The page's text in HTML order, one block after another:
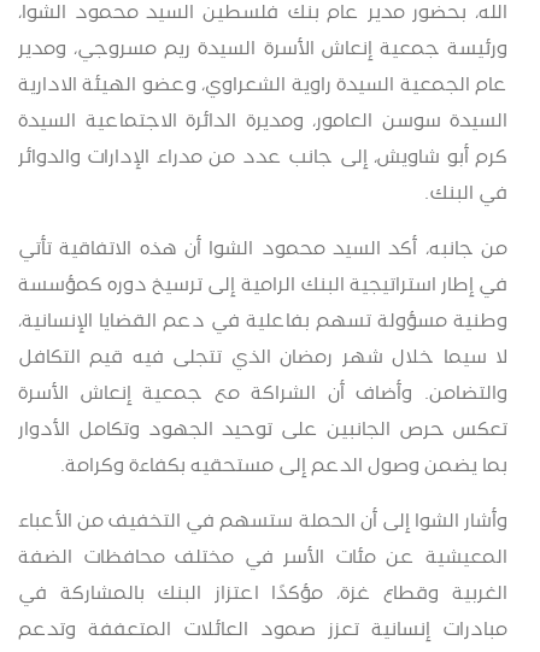
الله، بحضور مدير عام بنك فلسطين السيد محمود الشوا،
ورئيسة جمعية إنعاش الأسرة السيدة ريم مسروجي، ومدير
عام الجمعية السيدة راوية الشعراوي، وعضو الهيئة الادارية
السيدة سوسن العامور، ومديرة الدائرة الاجتماعية السيدة
كرم أبو شاويش، إلى جانب عدد من مدراء الإدارات والدوائر
في البنك.
من جانبه، أكد السيد محمود الشوا أن هذه الاتفاقية تأتي
في إطار استراتيجية البنك الرامية إلى ترسيخ دوره كمؤسسة
وطنية مسؤولة تسهم بفاعلية في دعم القضايا الإنسانية،
لا سيما خلال شهر رمضان الذي تتجلى فيه قيم التكافل
والتضامن. وأضاف أن الشراكة مع جمعية إنعاش الأسرة
تعكس حرص الجانبين على توحيد الجهود وتكامل الأدوار
بما يضمن وصول الدعم إلى مستحقيه بكفاءة وكرامة.
وأشار الشوا إلى أن الحملة ستسهم في التخفيف من الأعباء
المعيشية عن مئات الأسر في مختلف محافظات الضفة
الغربية وقطاع غزة، مؤكدًا اعتزاز البنك بالمشاركة في
مبادرات إنسانية تعزز صمود العائلات المتعففة وتدعم